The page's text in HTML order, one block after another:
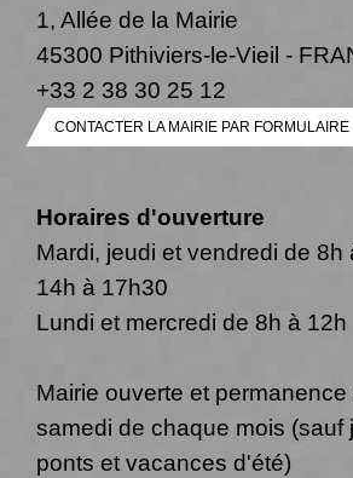
1, Allée de la Mairie
45300 Pithiviers-le-Vieil -
+33 2 38 30 25 12
CONTACTER LA MAIRIE PAR FORMULAIRE
Horaires d'ouverture
Mardi, jeudi et vendredi de 8h
14h à 17h30
Lundi et mercredi de 8h à 12h
Mairie ouverte et
samedi de chaque mois (sauf
ponts et vacances d'été)